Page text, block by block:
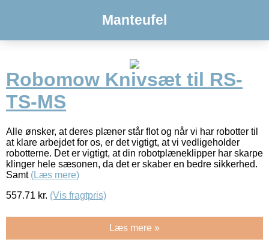
Manteufel
Robomow Knivsæt til RS-
TS-MS
Alle ønsker, at deres plæner står flot og når vi har robotter til
at klare arbejdet for os, er det vigtigt, at vi vedligeholder
robotterne. Det er vigtigt, at din robotplæneklipper har skarpe
klinger hele sæsonen, da det er skaber en bedre sikkerhed.
Samt (Læs mere)
557.71 kr. (Vis fragtpris)
Læs mere »